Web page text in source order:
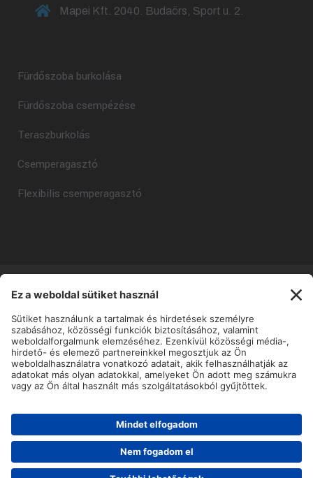
Mapei Kft. 2040. Budaörs, Sport u. 2.
Fürdőszoba burkolása
Fürdőszoba csempézése
Teraszburkolás
Csemperagasztó
Flexibilis csemperagasztó
Copyright © Mapei Kft - 2025